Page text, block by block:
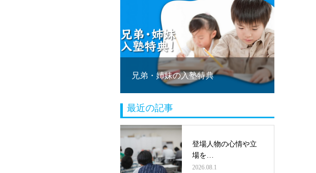
兄弟・姉妹の入塾特典
最近の記事
登場人物の心情や立
場を…
2026.08.1